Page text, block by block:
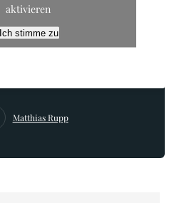
aktivieren
Ich stimme zu
Matthias Rupp